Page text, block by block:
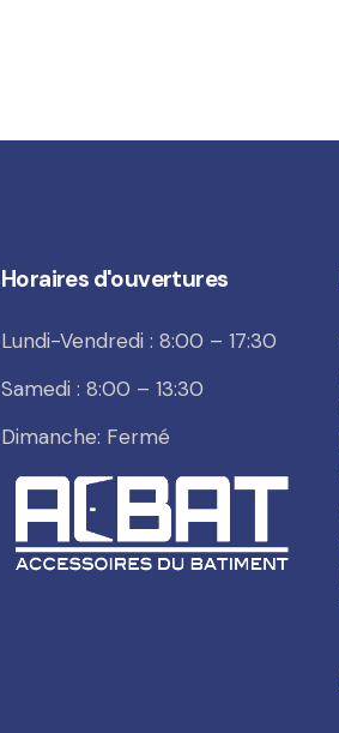
Horaires d'ouvertures
Lundi-Vendredi : 8:00 – 17:30
Samedi : 8:00 – 13:30
Dimanche: Fermé